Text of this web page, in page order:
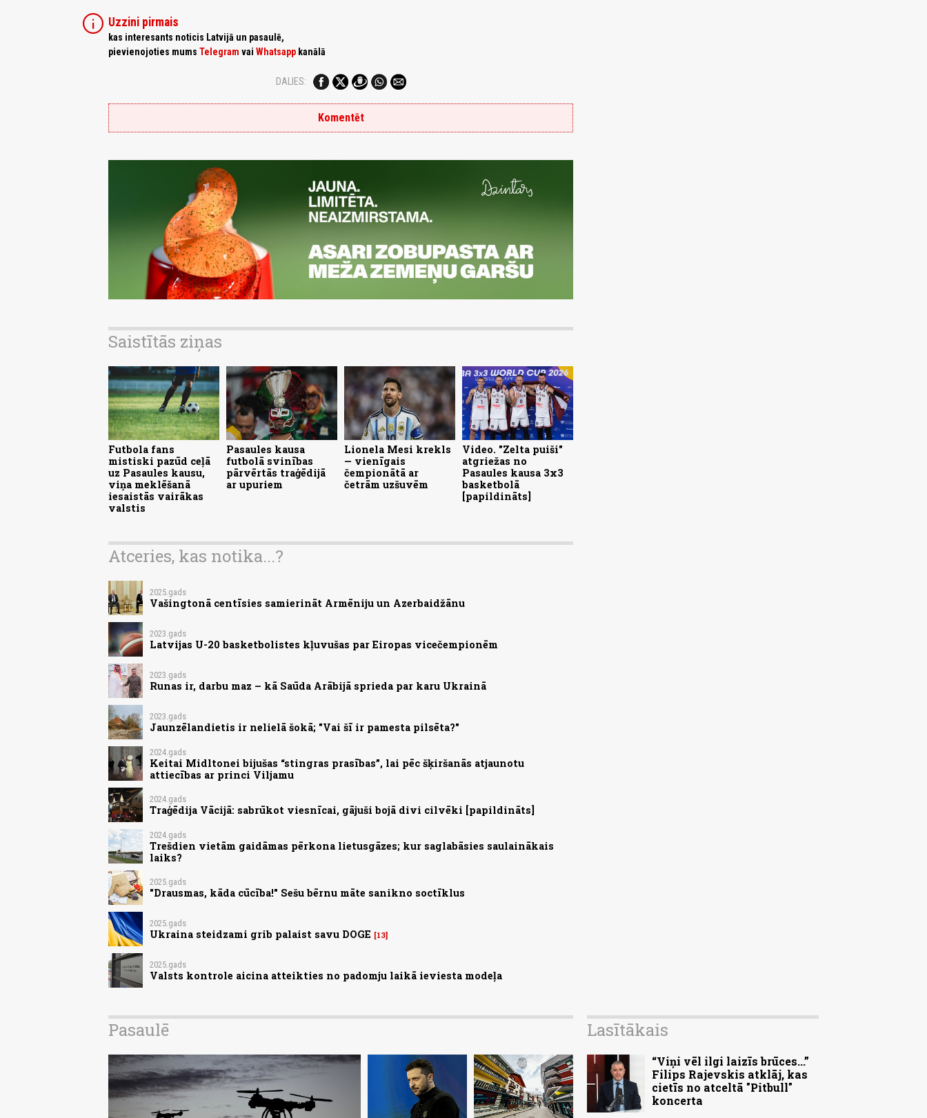
info Uzzini pirmais
kas interesants noticis Latvijā un pasaulē,
pievienojoties mums Telegram vai Whatsapp kanālā
DALIES:
Komentēt
Saistītās ziņas
Futbola fans
mistiski pazūd ceļā
uz Pasaules kausu,
viņa meklēšanā
iesaistās vairākas
valstis
Pasaules kausa
futbolā svinības
pārvērtās traģēdijā
ar upuriem
Lionela Mesi krekls
— vienīgais
čempionātā ar
četrām uzšuvēm
Video. "Zelta puiši"
atgriežas no
Pasaules kausa 3x3
basketbolā
[papildināts]
Atceries, kas notika...?
2025.gads
Vašingtonā centīsies samierināt Armēniju un Azerbaidžānu
2023.gads
Latvijas U-20 basketbolistes kļuvušas par Eiropas vicečempionēm
2023.gads
Runas ir, darbu maz – kā Saūda Arābijā sprieda par karu Ukrainā
2023.gads
Jaunzēlandietis ir nelielā šokā; "Vai šī ir pamesta pilsēta?"
2024.gads
Keitai Midltonei bijušas “stingras prasības”, lai pēc šķiršanās atjaunotu
attiecības ar princi Viljamu
2024.gads
Traģēdija Vācijā: sabrūkot viesnīcai, gājuši bojā divi cilvēki [papildināts]
2024.gads
Trešdien vietām gaidāmas pērkona lietusgāzes; kur saglabāsies saulainākais
laiks?
2025.gads
"Drausmas, kāda cūcība!" Sešu bērnu māte sanikno soctīklus
2025.gads
Ukraina steidzami grib palaist savu DOGE 13
2025.gads
Valsts kontrole aicina atteikties no padomju laikā ieviesta modeļa
Pasaulē Lasītākais
“Viņi vēl ilgi laizīs brūces...”
Filips Rajevskis atklāj, kas
cietīs no atceltā "Pitbull"
koncerta